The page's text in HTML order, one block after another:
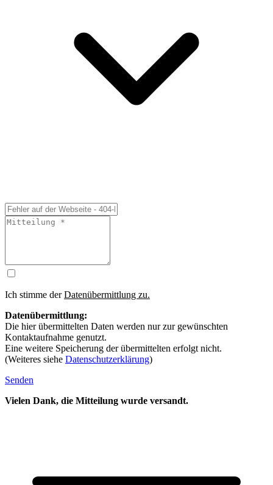
Ich stimme derDatenübermittlung zu.
Datenübermittlung:
Die hier übermittelten Daten werden nur zur gewünschten
Kontaktaufnahme genutzt.
Eine weitere Speicherung der übermittelten erfolgt nicht.
(Weiteres siehe Datenschutzerklärung)
Senden
Vielen Dank, die Mitteilung wurde versandt.